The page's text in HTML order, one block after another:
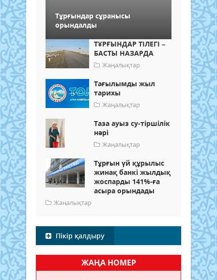
Тұрғындар сұранысы
орындалды
ТҰРҒЫНДАР ТІЛЕГІ –
БАСТЫ НАЗАРДА
Жаңалықтар
Тағылымды жыл
тарихы
Жаңалықтар
Таза ауыз су-тіршілік
нәрі
Жаңалықтар
Тұрғын үй құрылыс
жинақ банкі жылдық
жоспарды 141%-ға
асыра орындады
Жаңалықтар
Пікір қалдыру
ЖАҢА НОМЕР